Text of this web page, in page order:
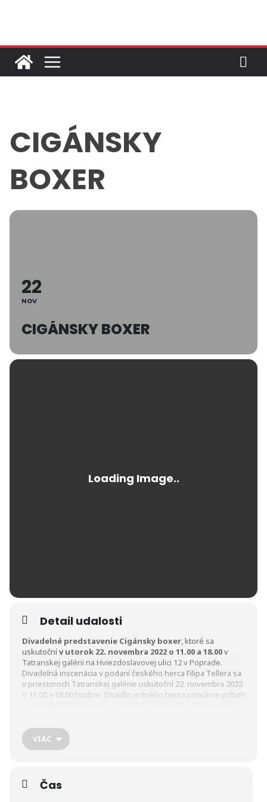
CIGÁNSKY
BOXER
22
NOV
CIGÁNSKY BOXER
Detail udalosti
Divadelné predstavenie Cigánsky boxer, ktoré sa
uskutočnív utorok 22. novembra 2022 o 11.00 a 18.00v
Tatranskej galérii na Hviezdoslavovej ulici 12 v Poprade.
Divadelná inscenácia v podaní českého herca Filipa Tellera sa
v priestoroch Tatranskej galérie uskutoční 22. novembra 2022
o 11.00 a 18.00 hodine. Divadlo jedného herca ponúkne príbeh
Trollmanna, zvaného Rukeli, ktorý sa v roku 1933 stal
majstrom Nemecka v poloťažkej váhe. Medzi súpermi vynikal
svojím neobvyklým, tanečným boxerským štýlom a silnou
blond vlasmi a napudrovanou tvárou ako karikatúra
„árijského“ boxera. Po vypuknutí druhej svetovej vojny bol
VIAC
Čas